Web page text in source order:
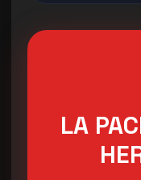
LA